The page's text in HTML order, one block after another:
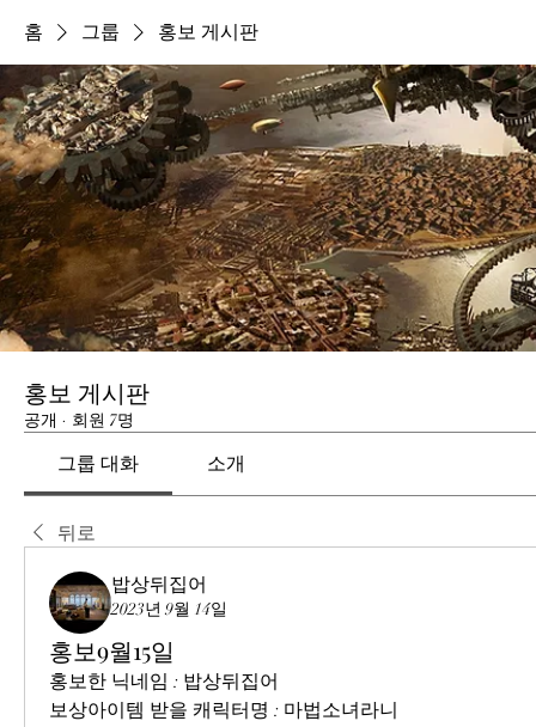
홈 그룹 홍보 게시판
홍보 게시판
공개 · 회원 7명
그룹 대화 소개
뒤로
밥상뒤집어
2023년 9월 14일
홍보9월15일
홍보한 닉네임 : 밥상뒤집어
보상아이템 받을 캐릭터명 : 마법소녀라니